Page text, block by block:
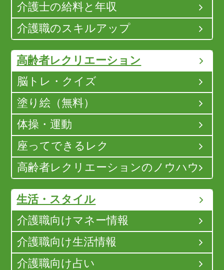
介護士の給料と年収
介護職のスキルアップ
高齢者レクリエーション
脳トレ・クイズ
塗り絵（無料）
体操・運動
座ってできるレク
高齢者レクリエーションのノウハウ
生活・スタイル
介護職向けマネー情報
介護職向け生活情報
介護職向け占い